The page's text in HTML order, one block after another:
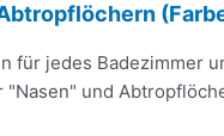
für jedes Badezimmer
"Nasen" und